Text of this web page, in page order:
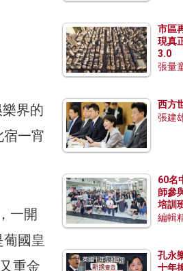
界的
一宵
一開
國皇
重金
市區
現真
3.0
張量
西方
張建
60名
師參
培訓
編輯
孔永
十年